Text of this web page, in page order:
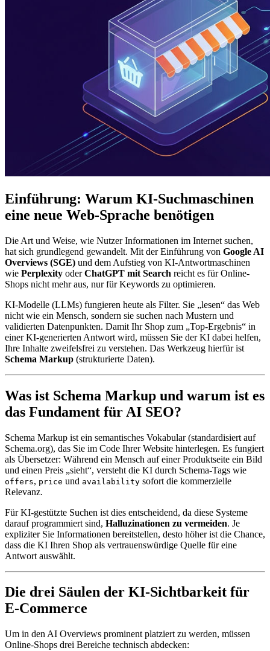
Einführung: Warum KI-Suchmaschinen
eine neue Web-Sprache benötigen
Die Art und Weise, wie Nutzer Informationen im Internet suchen,
hat sich grundlegend gewandelt. Mit der Einführung von Google AI
Overviews (SGE) und dem Aufstieg von KI-Antwortmaschinen
wie Perplexity oderChatGPT mit Search reicht es für Online-
Shops nicht mehr aus, nur für Keywords zu optimieren.
KI-Modelle (LLMs) fungieren heute als Filter. Sie „lesen“ das Web
nicht wie ein Mensch, sondern sie suchen nach Mustern und
validierten Datenpunkten. Damit Ihr Shop zum „Top-Ergebnis“ in
einer KI-generierten Antwort wird, müssen Sie der KI dabei helfen,
Ihre Inhalte zweifelsfrei zu verstehen. Das Werkzeug hierfür ist
Schema Markup (strukturierte Daten).
Was ist Schema Markup und warum ist es
das Fundament für AI SEO?
Schema Markup ist ein semantisches Vokabular (standardisiert auf
Schema.org), das Sie im Code Ihrer Website hinterlegen. Es fungiert
als Übersetzer: Während ein Mensch auf einer Produktseite ein Bild
und einen Preis „sieht“, versteht die KI durch Schema-Tags wie
offers, price und availability sofort die kommerzielle
Relevanz.
Für KI-gestützte Suchen ist dies entscheidend, da diese Systeme
darauf programmiert sind, Halluzinationen zu vermeiden. Je
expliziter Sie Informationen bereitstellen, desto höher ist die Chance,
dass die KI Ihren Shop als vertrauenswürdige Quelle für eine
Antwort auswählt.
Die drei Säulen der KI-Sichtbarkeit für
E-Commerce
Um in den AI Overviews prominent platziert zu werden, müssen
Online-Shops drei Bereiche technisch abdecken: